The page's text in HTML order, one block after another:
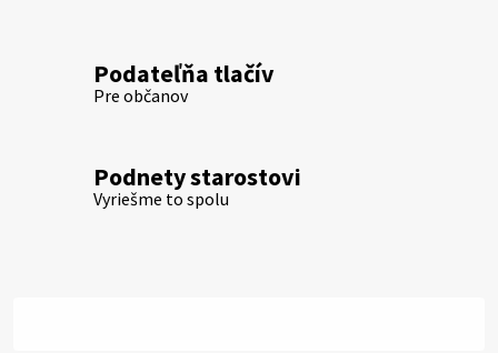
Podateľňa tlačív
Pre občanov
Podnety starostovi
Vyriešme to spolu